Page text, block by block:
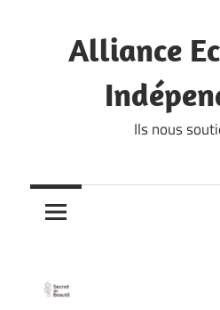
contentAlliance
Ils nous